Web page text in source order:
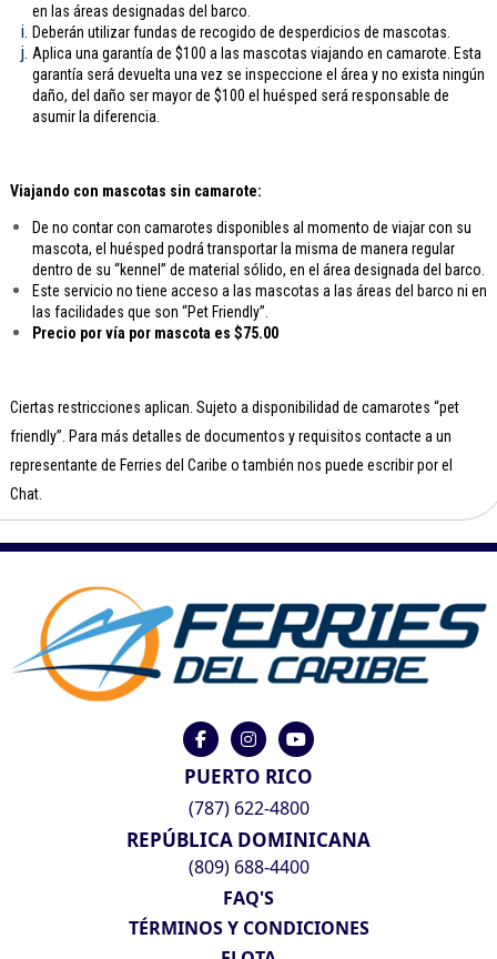
en las áreas designadas del barco.
Deberán utilizar fundas de recogido de desperdicios de mascotas.
Aplica una garantía de $100 a las mascotas viajando en camarote. Esta
garantía será devuelta una vez se inspeccione el área y no exista ningún
daño, del daño ser mayor de $100 el huésped será responsable de
asumir la diferencia.
Viajando con mascotas sin camarote:
De no contar con camarotes disponibles al momento de viajar con su
mascota, el huésped podrá transportar la misma de manera regular
dentro de su “kennel” de material sólido, en el área designada del barco.
Este servicio no tiene acceso a las mascotas a las áreas del barco ni en
las facilidades que son “Pet Friendly”.
Precio por vía por mascota es $75.00
Ciertas restricciones aplican. Sujeto a disponibilidad de camarotes “pet
friendly”. Para más detalles de documentos y requisitos contacte a un
representante de Ferries del Caribe o también nos puede escribir por el
Chat.
PUERTO RICO
(787) 622-4800
REPÚBLICA DOMINICANA
(809) 688-4400
FAQ'S
TÉRMINOS Y CONDICIONES